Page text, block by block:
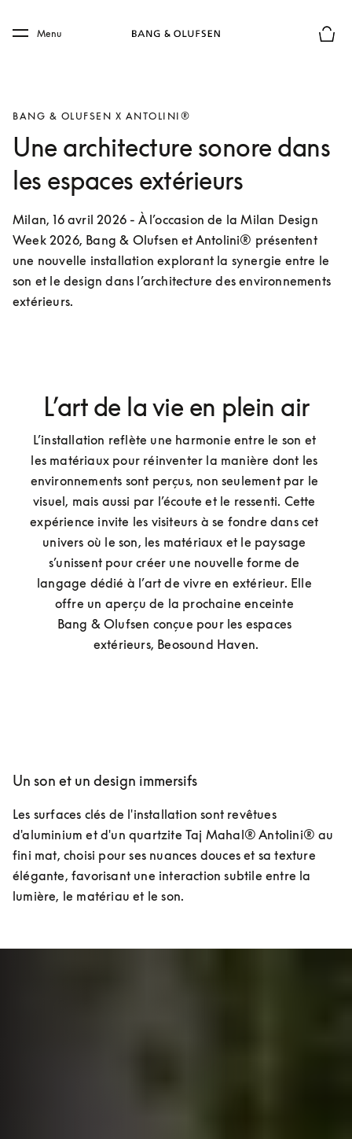
Skip to main footer
Menu
BANG & OLUFSEN X ANTOLINI®
Une architecture sonore dans
les espaces extérieurs
Milan, 16 avril 2026 - À l’occasion de la Milan Design
Week 2026, Bang & Olufsen et Antolini® présentent
une nouvelle installation explorant la synergie entre le
son et le design dans l’architecture des environnements
extérieurs.
L’art de la vie en plein air
L’installation reflète une harmonie entre le son et
les matériaux pour réinventer la manière dont les
environnements sont perçus, non seulement par le
visuel, mais aussi par l’écoute et le ressenti. Cette
expérience invite les visiteurs à se fondre dans cet
univers où le son, les matériaux et le paysage
s’unissent pour créer une nouvelle forme de
langage dédié à l’art de vivre en extérieur. Elle
offre un aperçu de la prochaine enceinte
Bang & Olufsen conçue pour les espaces
extérieurs, Beosound Haven.
Un son et un design immersifs
Les surfaces clés de l'installation sont revêtues
d'aluminium et d'un quartzite Taj Mahal® Antolini® au
fini mat, choisi pour ses nuances douces et sa texture
élégante, favorisant une interaction subtile entre la
lumière, le matériau et le son.